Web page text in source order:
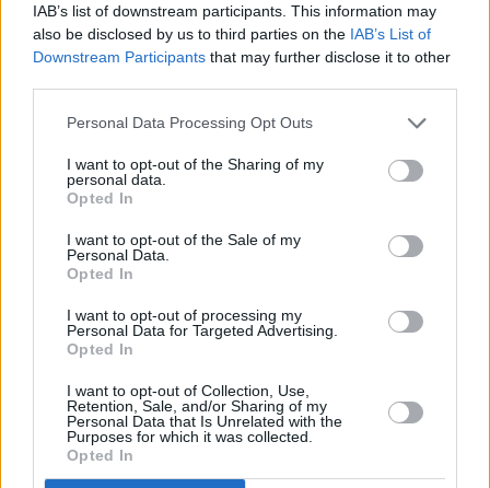
IAB’s list of downstream participants. This information may
also be disclosed by us to third parties on the IAB’s List of
Downstream Participants that may further disclose it to other
Personal Data Processing Opt Outs
I want to opt-out of the Sharing of my
personal data.
Opted In
I want to opt-out of the Sale of my
Personal Data.
Opted In
I want to opt-out of processing my
Personal Data for Targeted Advertising.
Opted In
I want to opt-out of Collection, Use,
Retention, Sale, and/or Sharing of my
Personal Data that Is Unrelated with the
Purposes for which it was collected.
Opted In